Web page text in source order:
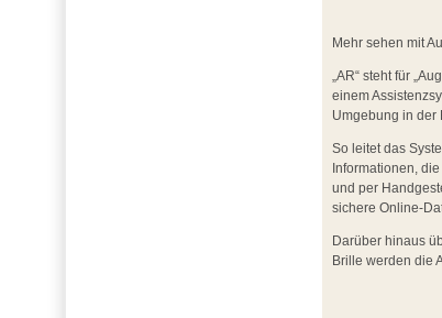
Mehr sehen mit
„AR“ steht für
einem
Umgebung in der
So leitet das
Informationen,
und per
sichere Online-
Darüber hinaus
Brille werden die